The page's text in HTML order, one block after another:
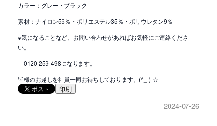
カラー：グレー・ブラック
素材：ナイロン56％・ポリエステル35％・ポリウレタン9％
※気になることなど、お問い合わせがあればお気軽にご連絡くださ
い。
0120-259-498になります。
皆様のお越しを社員一同お待ちしております。(^_-)-☆
印刷
2024-07-26